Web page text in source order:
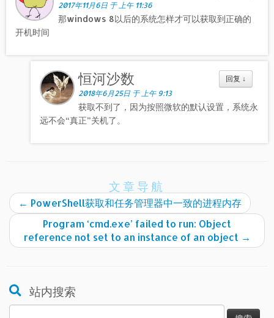
2017年11月6日 于 上午 11:36
那windows 8以后的系统怎样才可以获取到正确的
开机时间
回复 ↓
恒河沙数
2018年6月25日 于 上午 9:13
获取不到了，因为按照微软的默认设置，系统永
远不会“真正”关机了。
文章导航
← PowerShell获取和任务管理器中一致的进程内存
Program ‘cmd.exe’ failed to run: Object
reference not set to an instance of an object →
站内搜索